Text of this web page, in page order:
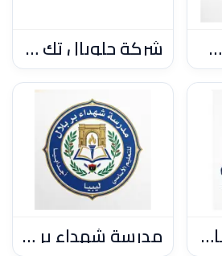
شركة الشرارة لاستيراد الاجهزة الالكترونية وتجهيز مراكز البيانات شركة جلوبال تك متخصصة في استيراد معدات الورش والمصانع
حسن أدهيم لصيانة التكييف والتبريد مدرسة شهداء بر بلال للتعليم الأساسي، أجدابيا